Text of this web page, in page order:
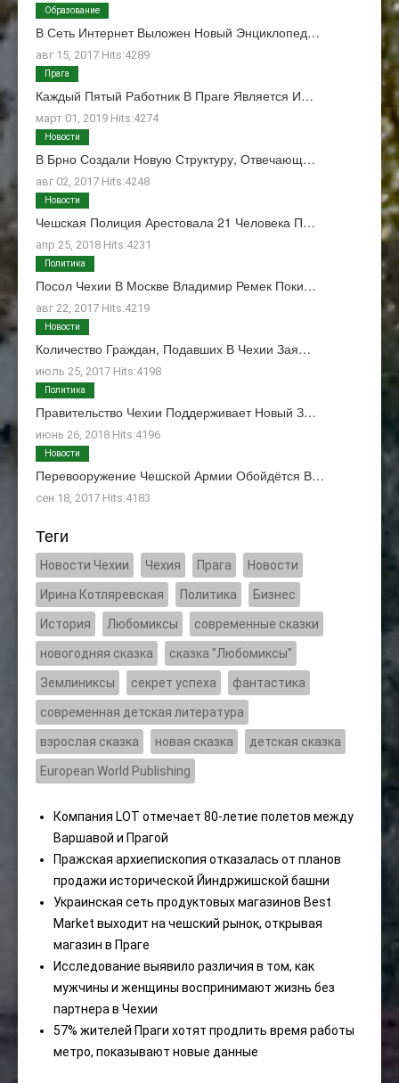
В Сеть Интернет Выложен Новый Энциклопед…
авг 15, 2017 Hits:4289
Образование
Каждый Пятый Работник В Праге Является И…
март 01, 2019 Hits:4274
Прага
В Брно Создали Новую Структуру, Отвечающ…
авг 02, 2017 Hits:4248
Новости
Чешская Полиция Арестовала 21 Человека П…
апр 25, 2018 Hits:4231
Новости
Посол Чехии В Москве Владимир Ремек Поки…
авг 22, 2017 Hits:4219
Политика
Количество Граждан, Подавших В Чехии Зая…
июль 25, 2017 Hits:4198
Новости
Правительство Чехии Поддерживает Новый З…
июнь 26, 2018 Hits:4196
Политика
Перевооружение Чешской Армии Обойдётся В…
сен 18, 2017 Hits:4183
Новости
Теги
Новости Чехии Чехия Прага Новости
Ирина Котляревская Политика Бизнес
История Любомиксы современные сказки
новогодняя сказка сказка "Любомиксы"
Землиниксы секрет успеха фантастика
современная детская литература
взрослая сказка новая сказка детская сказка
European World Publishing
Компания LOT отмечает 80-летие полетов между
Варшавой и Прагой
Пражская архиепископия отказалась от планов
продажи исторической Йиндржишской башни
Украинская сеть продуктовых магазинов Best
Market выходит на чешский рынок, открывая
магазин в Праге
Исследование выявило различия в том, как
мужчины и женщины воспринимают жизнь без
партнера в Чехии
57% жителей Праги хотят продлить время работы
метро, ​​показывают новые данные